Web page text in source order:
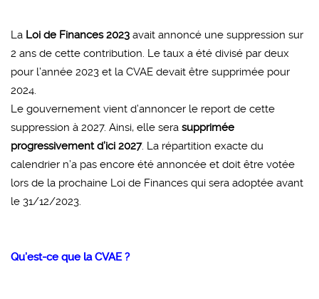
La Loi de Finances 2023 avait annoncé une suppression sur
2 ans de cette contribution. Le taux a été divisé par deux
pour l’année 2023 et la CVAE devait être supprimée pour
2024.
Le gouvernement vient d’annoncer le report de cette
suppression à 2027. Ainsi, elle sera supprimée
progressivement d’ici 2027. La répartition exacte du
calendrier n’a pas encore été annoncée et doit être votée
lors de la prochaine Loi de Finances qui sera adoptée avant
le 31/12/2023.
Qu’est-ce que la CVAE ?